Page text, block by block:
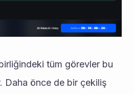
tüm görevler bu
Daha önce de bir çekiliş